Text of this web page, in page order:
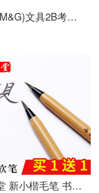
晨光(M&G)文具2B考试涂卡铅笔套装 学生考试练习专用自动铅笔(涂卡铅笔*1+适配2B铅芯*6根)HKMP0463
六品堂 新小楷毛笔 书法抄经钢笔式软笔小号毛笔练字软头笔可加墨毛笔 成人特细水性书画小楷软头秀丽笔 软笔1支【买1含1、买2共4支再含填充墨水30g】